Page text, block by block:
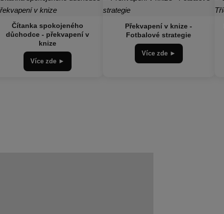
Čítanka spokojeného
důchodce - překvapení v
knize
Více zde ►
Překvapení v knize -
Fotbalové strategie
Více zde ►